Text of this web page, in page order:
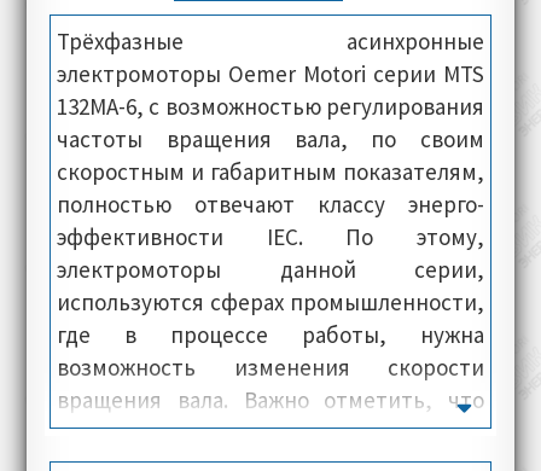
Трёхфазные асинхронные
электромоторы Oemer Motori серии MTS
132MA-6, с возможностью регулирования
частоты вращения вала, по своим
скоростным и габаритным показателям,
полностью отвечают классу энерго-
эффективности IEC. По этому,
электромоторы данной серии,
используются сферах промышленности,
где в процессе работы, нужна
возможность изменения скорости
вращения вала. Важно отметить, что
электродвигатели Oemer Motori модели